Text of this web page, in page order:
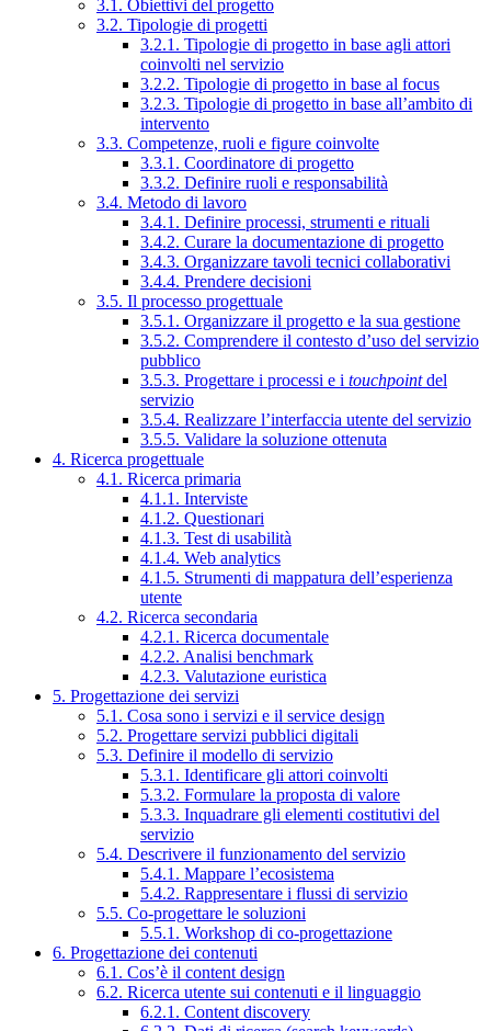
3.1. Obiettivi del progetto
3.2. Tipologie di progetti
3.2.1. Tipologie di progetto in base agli attori
coinvolti nel servizio
3.2.2. Tipologie di progetto in base al focus
3.2.3. Tipologie di progetto in base all’ambito di
intervento
3.3. Competenze, ruoli e figure coinvolte
3.3.1. Coordinatore di progetto
3.3.2. Definire ruoli e responsabilità
3.4. Metodo di lavoro
3.4.1. Definire processi, strumenti e rituali
3.4.2. Curare la documentazione di progetto
3.4.3. Organizzare tavoli tecnici collaborativi
3.4.4. Prendere decisioni
3.5. Il processo progettuale
3.5.1. Organizzare il progetto e la sua gestione
3.5.2. Comprendere il contesto d’uso del servizio
pubblico
3.5.3. Progettare i processi e i touchpointdel
servizio
3.5.4. Realizzare l’interfaccia utente del servizio
3.5.5. Validare la soluzione ottenuta
4. Ricerca progettuale
4.1. Ricerca primaria
4.1.1. Interviste
4.1.2. Questionari
4.1.3. Test di usabilità
4.1.4. Web analytics
4.1.5. Strumenti di mappatura dell’esperienza
utente
4.2. Ricerca secondaria
4.2.1. Ricerca documentale
4.2.2. Analisi benchmark
4.2.3. Valutazione euristica
5. Progettazione dei servizi
5.1. Cosa sono i servizi e il service design
5.2. Progettare servizi pubblici digitali
5.3. Definire il modello di servizio
5.3.1. Identificare gli attori coinvolti
5.3.2. Formulare la proposta di valore
5.3.3. Inquadrare gli elementi costitutivi del
servizio
5.4. Descrivere il funzionamento del servizio
5.4.1. Mappare l’ecosistema
5.4.2. Rappresentare i flussi di servizio
5.5. Co-progettare le soluzioni
5.5.1. Workshop di co-progettazione
6. Progettazione dei contenuti
6.1. Cos’è il content design
6.2. Ricerca utente sui contenuti e il linguaggio
6.2.1. Content discovery